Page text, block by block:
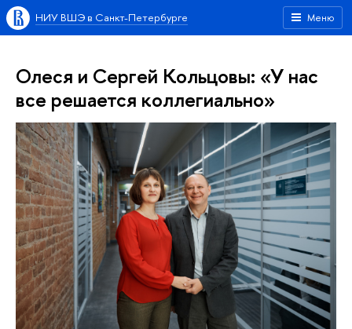
Меню
НИУ ВШЭ в Санкт-Петербурге
Олеся и Сергей Кольцовы: «У нас
все решается коллегиально»